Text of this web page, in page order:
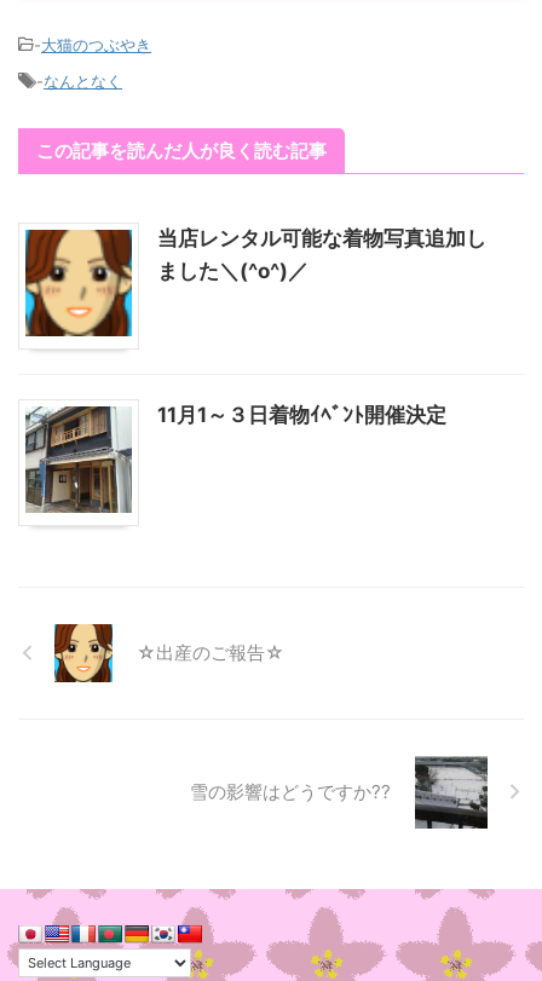
-大猫のつぶやき
-なんとなく
この記事を読んだ人が良く読む記事
当店レンタル可能な着物写真追加し
ました＼(^o^)／
11月1～３日着物ｲﾍﾞﾝﾄ開催決定
☆出産のご報告☆
雪の影響はどうですか??